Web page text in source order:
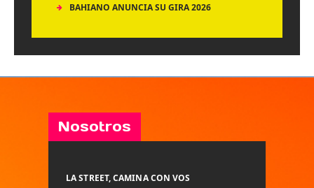
BAHIANO ANUNCIA SU GIRA 2026
Nosotros
LA STREET, CAMINA CON VOS